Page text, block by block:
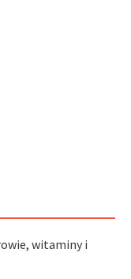
witaminy i